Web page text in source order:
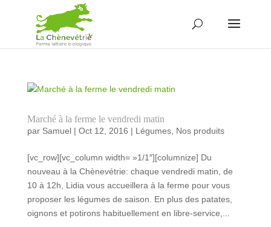
Marché à la ferme le vendredi matin
par Samuel| Oct 12, 2016 | Légumes, Nos produits
[vc_row][vc_column width= »1/1″][columnize] Du
nouveau à la Chènevétrie: chaque vendredi matin, de
10 à 12h, Lidia vous accueillera à la ferme pour vous
proposer les légumes de saison. En plus des patates,
oignons et potirons habituellement en libre-service,...